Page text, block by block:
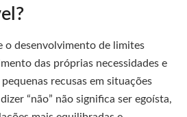
o desenvolvimento de limites
das próprias necessidades e
recusas em situações
“não” não significa ser egoísta,